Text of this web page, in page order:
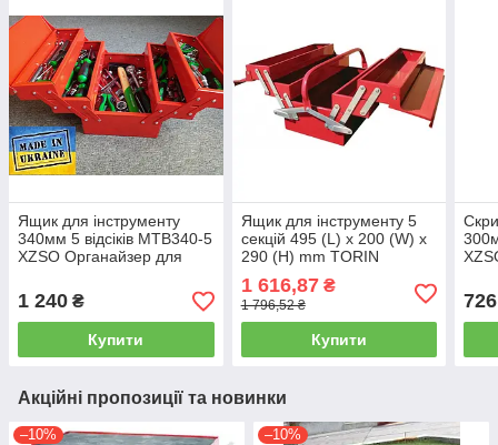
Ящик для інструменту
340мм 5 відсіків MTB340-5
XZSO Органайзер для
1 240 ₴
Купити
Ящик для інструменту 5
секцій 495 (L) x 200 (W) x
290 (H) mm TORIN
TBC122B
1 616,87₴
1 796,52 ₴
Купити
726
Акційні пропозиції та новинки
–10% –10%